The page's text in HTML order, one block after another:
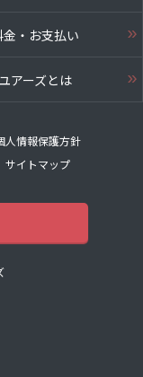
金・お支払い
ユアーズとは
人情報保護方針
サイトマップ